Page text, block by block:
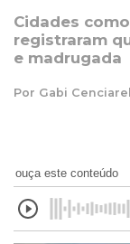
Cidades
registraram
e madrugada
Por Gabi
ouça este conteúdo